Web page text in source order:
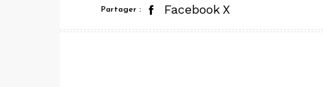
Partager : Facebook X